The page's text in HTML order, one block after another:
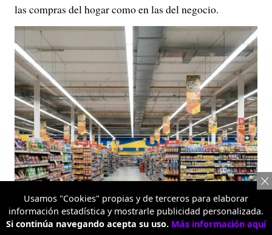
las compras del hogar como en las del negocio.
Usamos "Cookies" propias y de terceros para elaborar
información estadística y mostrarle publicidad personalizada.
Si continúa navegando acepta su uso. Más información aquí